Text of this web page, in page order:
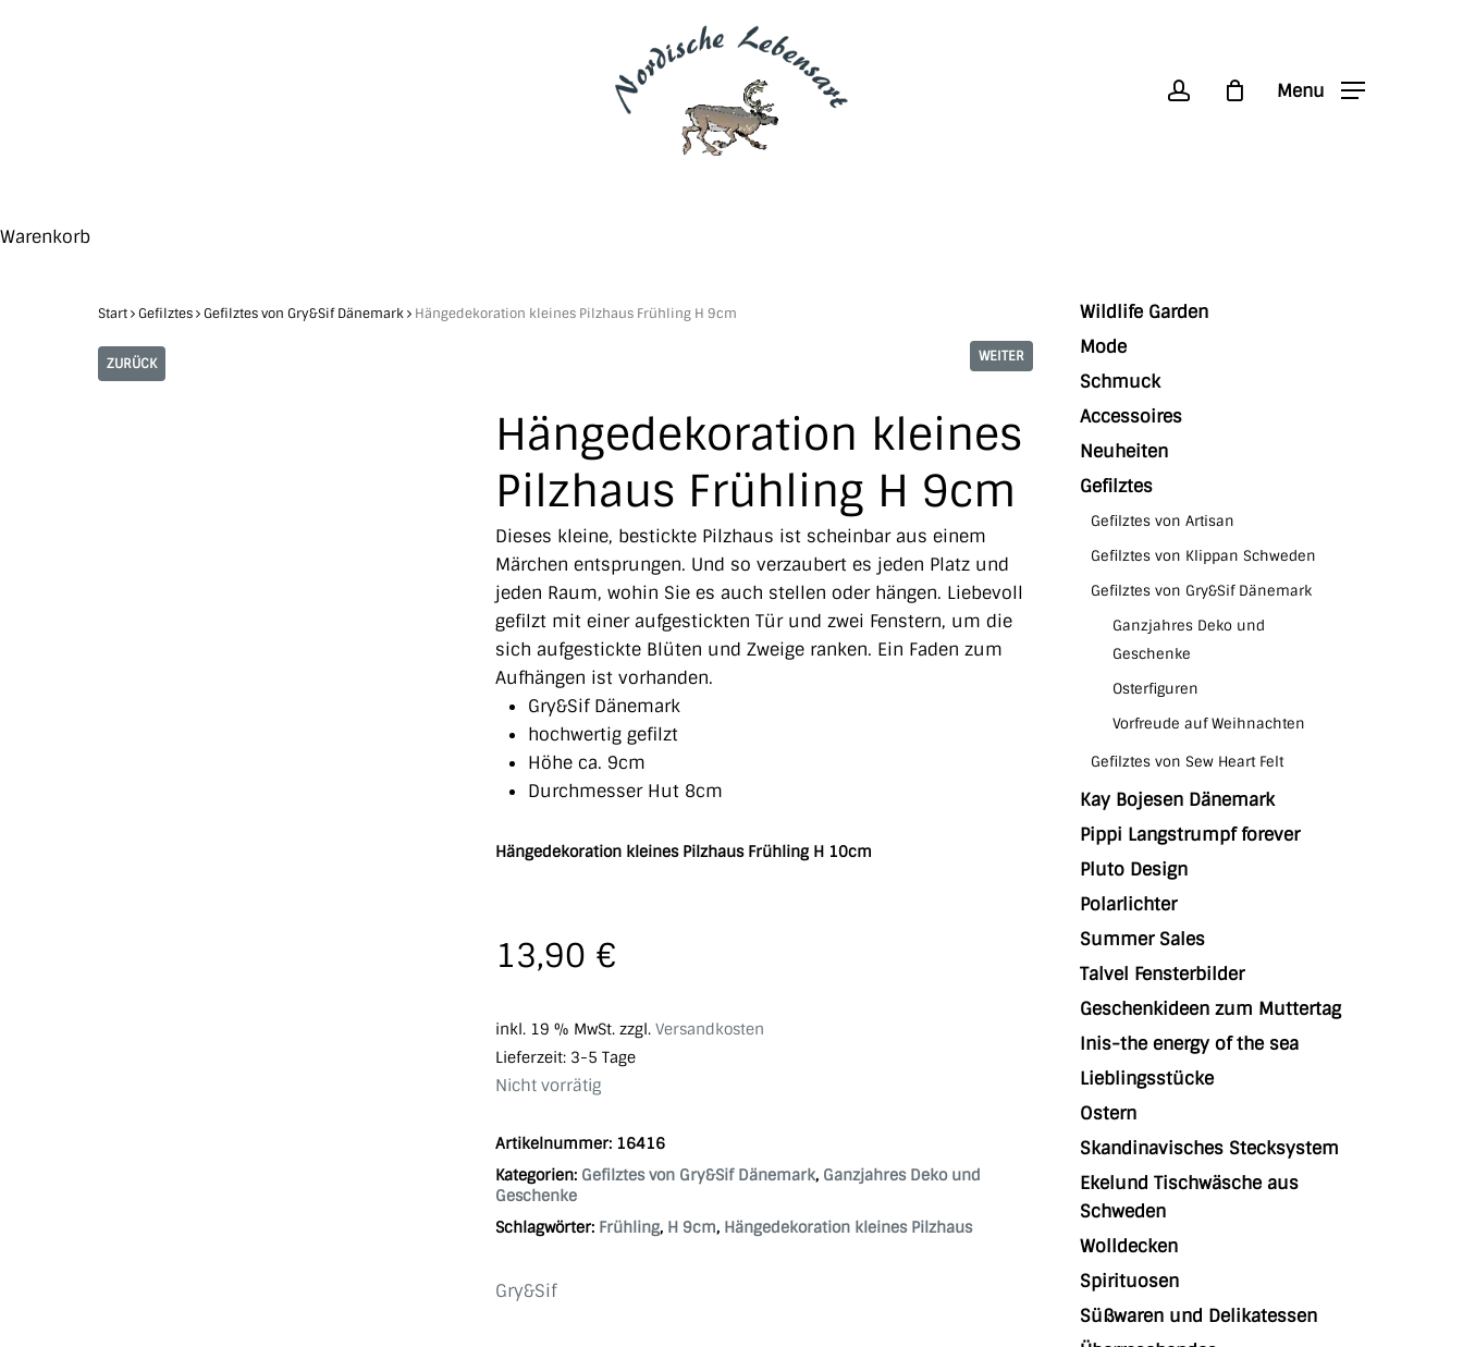
Menu
WarenkorbClose
Start Gefilztes Gefilztes von Gry&Sif Dänemark Hängedekoration kleines Pilzhaus Frühling H 9cm
ZURÜCK WEITER
Hängedekoration kleines
Pilzhaus Frühling H 9cm
Dieses kleine, bestickte Pilzhaus ist scheinbar aus einem
Märchen entsprungen. Und so verzaubert es jeden Platz und
jeden Raum, wohin Sie es auch stellen oder hängen. Liebevoll
gefilzt mit einer aufgestickten Tür und zwei Fenstern, um die
sich aufgestickte Blüten und Zweige ranken. Ein Faden zum
Aufhängen ist vorhanden.
Gry&Sif Dänemark
hochwertig gefilzt
Höhe ca. 9cm
Durchmesser Hut 8cm
Hängedekoration kleines Pilzhaus Frühling H 10cm
13,90 €
inkl. 19 % MwSt. zzgl. Versandkosten
Lieferzeit: 3-5 Tage
Nicht vorrätig
Artikelnummer: 16416
Kategorien: Gefilztes von Gry&Sif Dänemark, Ganzjahres Deko und
Geschenke
Schlagwörter: Frühling, H 9cm, Hängedekoration kleines Pilzhaus
Gry&Sif
Wildlife Garden
Mode
Schmuck
Accessoires
Neuheiten
Gefilztes
Gefilztes von Artisan
Gefilztes von Klippan Schweden
Gefilztes von Gry&Sif Dänemark
Ganzjahres Deko und
Geschenke
Osterfiguren
Vorfreude auf Weihnachten
Gefilztes von Sew Heart Felt
Kay Bojesen Dänemark
Pippi Langstrumpf forever
Pluto Design
Polarlichter
Summer Sales
Talvel Fensterbilder
Geschenkideen zum Muttertag
Inis-the energy of the sea
Lieblingsstücke
Ostern
Skandinavisches Stecksystem
Ekelund Tischwäsche aus
Schweden
Wolldecken
Spirituosen
Süßwaren und Delikatessen